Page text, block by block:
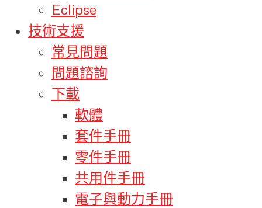
Eclipse
技術支援
常見問題
問題諮詢
下載
軟體
套件手冊
零件手冊
共用件手冊
電子與動力手冊